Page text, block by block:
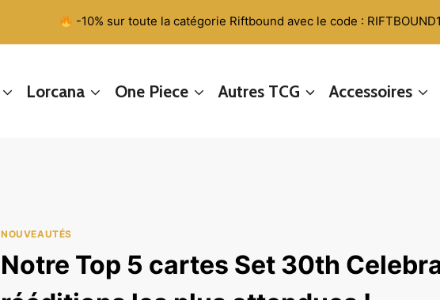
-10% sur toute la catégorie Riftbound avec le code :
Lorcana One Piece Autres TCG Accessoires
NOUVEAUTÉS
Notre Top 5 cartes Set 30th